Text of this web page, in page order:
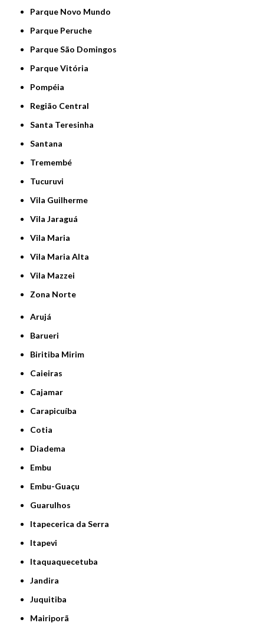
Parque Novo Mundo
Parque Peruche
Parque São Domingos
Parque Vitória
Pompéia
Região Central
Santa Teresinha
Santana
Tremembé
Tucuruvi
Vila Guilherme
Vila Jaraguá
Vila Maria
Vila Maria Alta
Vila Mazzei
Zona Norte
Arujá
Barueri
Biritiba Mirim
Caieiras
Cajamar
Carapicuíba
Cotia
Diadema
Embu
Embu-Guaçu
Guarulhos
Itapecerica da Serra
Itapevi
Itaquaquecetuba
Jandira
Juquitiba
Mairiporã